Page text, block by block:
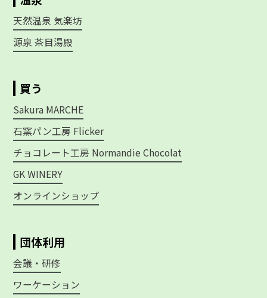
天然温泉 気楽坊
源泉 茶目湯殿
買う
Sakura MARCHE
石窯パン工房 Flicker
チョコレート工房 Normandie Chocolat
GK WINERY
オンラインショップ
団体利用
会議・研修
ワーケーション